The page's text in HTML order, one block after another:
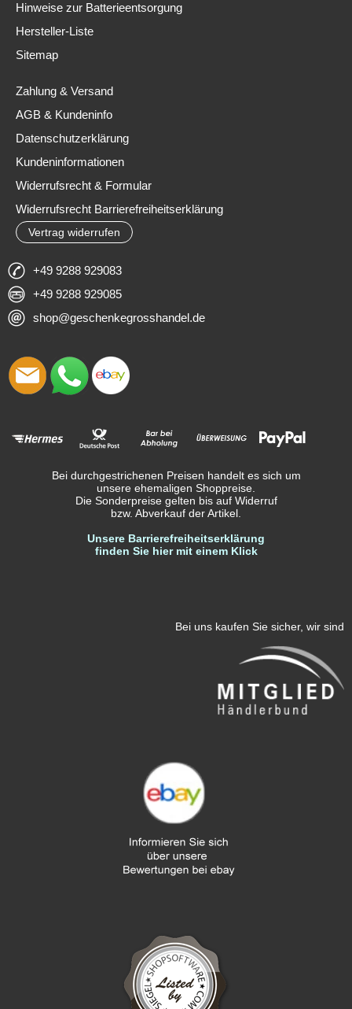
Hinweise zur Batterieentsorgung
Hersteller-Liste
Sitemap
Zahlung & Versand
AGB & Kundeninfo
Datenschutzerklärung
Kundeninformationen
Widerrufsrecht & Formular
Widerrufsrecht Barrierefreiheitserklärung
Vertrag widerrufen
+49 9288 929083
+49 9288 929085
shop@geschenkegrosshandel.de
Bei durchgestrichenen Preisen handelt es sich um
unsere ehemaligen Shoppreise.
Die Sonderpreise gelten bis auf Widerruf
bzw. Abverkauf der Artikel.
Unsere Barrierefreiheitserklärung
finden Sie hier mit einem Klick
Bei uns kaufen Sie sicher, wir sind